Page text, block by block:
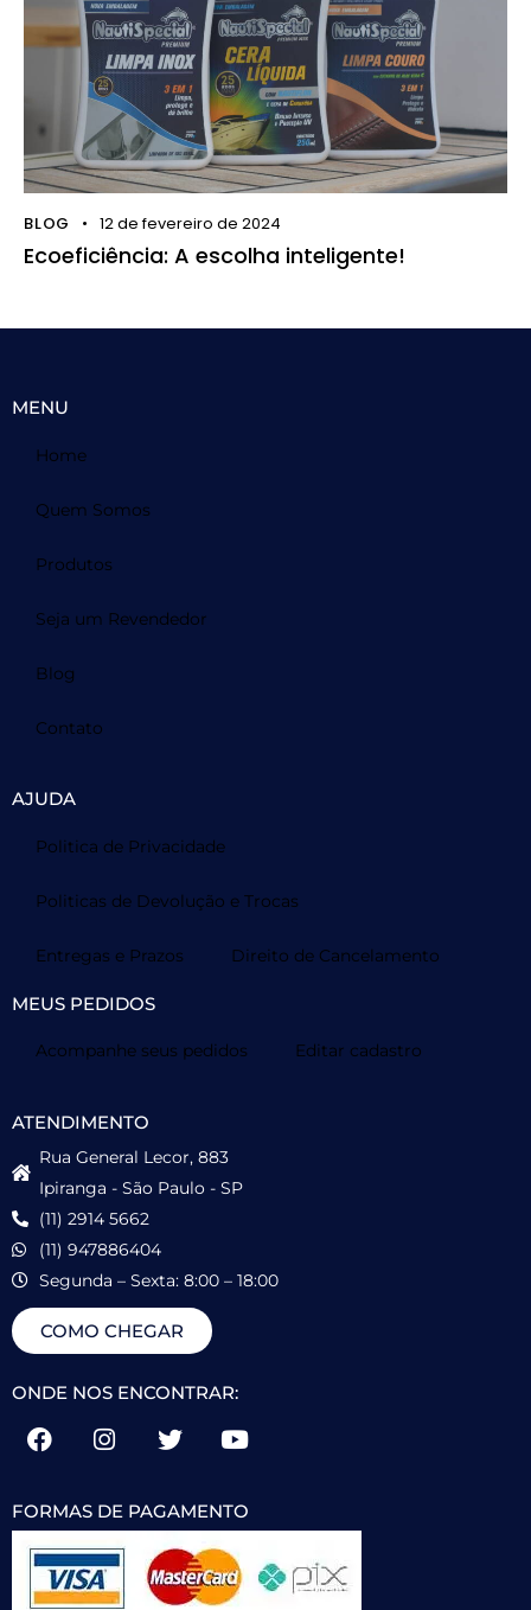
BLOG 12 de fevereiro de 2024
Ecoeficiência: A escolha inteligente!
MENU
Home
Quem Somos
Produtos
Seja um Revendedor
Blog
Contato
AJUDA
Politica de Privacidade
Politicas de Devolução e Trocas
Entregas e Prazos Direito de Cancelamento
MEUS PEDIDOS
Acompanhe seus pedidos Editar cadastro
ATENDIMENTO
Rua General Lecor, 883
Ipiranga - São Paulo - SP
(11) 2914 5662
(11) 947886404
Segunda – Sexta: 8:00 – 18:00
COMO CHEGAR
ONDE NOS ENCONTRAR:
FORMAS DE PAGAMENTO